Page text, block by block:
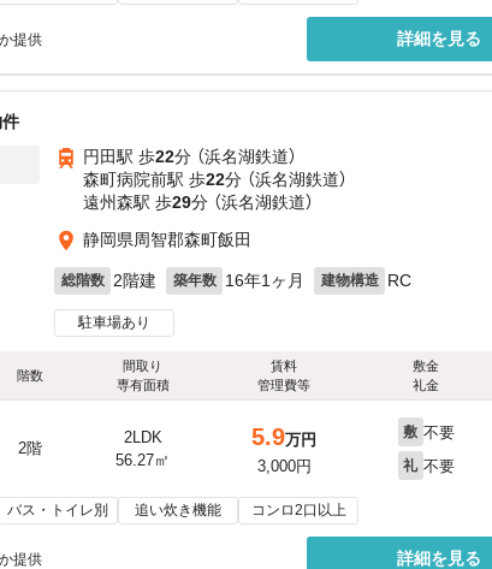
提供 詳細を見る
円田駅 歩22分 （浜名湖鉄道）
森町病院前駅 歩22分 （浜名湖鉄道）
遠州森駅 歩29分 （浜名湖鉄道）
静岡県周智郡森町飯田
総階数 2階建 築年数 16年1ヶ月 建物構造 RC
駐車場あり
階数
間取り
専有面積
賃料
管理費等
敷金
礼金
2階
2LDK
56.27㎡
5.9万円
3,000円
敷 不要
礼 不要
バス・トイレ別 追い炊き機能 コンロ2口以上
提供 詳細を見る